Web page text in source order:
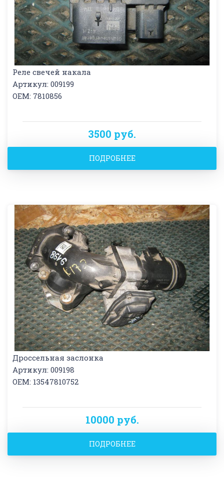
Реле свечей накала
Артикул: 009199
OEM: 7810856
3500 руб.
ПОДРОБНЕЕ
Дроссельная заслонка
Артикул: 009198
OEM: 13547810752
10000 руб.
ПОДРОБНЕЕ